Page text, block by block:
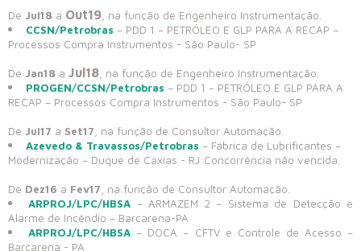
De Jul18 a Out19, na função de Engenheiro Instrumentação.
CCSN/Petrobras – PDD 1 – PETRÓLEO E GLP PARA A RECAP –
Processos Compra Instrumentos - São Paulo- SP
De Jan18 a Jul18, na função de Engenheiro Instrumentação.
PROGEN/CCSN/Petrobras – PDD 1 – PETRÓLEO E GLP PARA A
RECAP – Processos Compra Instrumentos - São Paulo- SP
De Jul17 a Set17, na função de Consultor Automação.
Azevedo & Travassos/Petrobras – Fábrica de Lubrificantes –
Modernização – Duque de Caxias - RJ:Concorrência não vencida.
De Dez16 a Fev17, na função de Consultor Automação.
ARPROJ/LPC/HBSA – ARMAZEM 2 – Sistema de Detecção e
Alarme de Incêndio – Barcarena-PA
ARPROJ/LPC/HBSA – DOCA – CFTV e Controle de Acesso –
Barcarena - PA